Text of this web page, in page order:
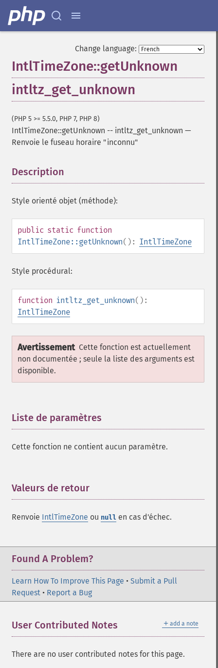
Change language:
IntlTimeZone::getUnknown
intltz_get_unknown
(PHP 5 >= 5.5.0, PHP 7, PHP 8)
IntlTimeZone::getUnknown -- intltz_get_unknown —
Renvoie le fuseau horaire "inconnu"
Description
Style orienté objet (méthode):
public static function
IntlTimeZone::getUnknown(): IntlTimeZone
Style procédural:
function intltz_get_unknown():
IntlTimeZone
Avertissement Cette fonction est actuellement
non documentée ; seule la liste des arguments est
disponible.
Liste de paramètres
Cette fonction ne contient aucun paramètre.
Valeurs de retour
Renvoie IntlTimeZone ou null en cas d'échec.
Found A Problem?
Learn How To Improve This Page • Submit a Pull
Request • Report a Bug
＋ add a note
User Contributed Notes
There are no user contributed notes for this page.